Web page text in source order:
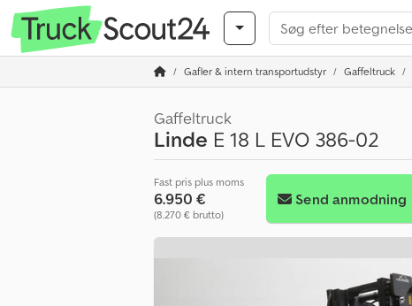
Gafler & intern transportudstyr Gaffeltruck
Gaffeltruck
Linde E 18 L EVO 386-02
Fast pris plus moms
6.950 €
(8.270 € brutto)
Send anmodning